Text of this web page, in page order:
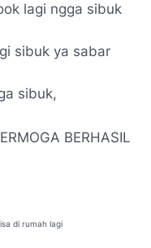
lagi ngga sibuk
sibuk ya sabar
sibuk,
BERHASIL
di rumah lagi